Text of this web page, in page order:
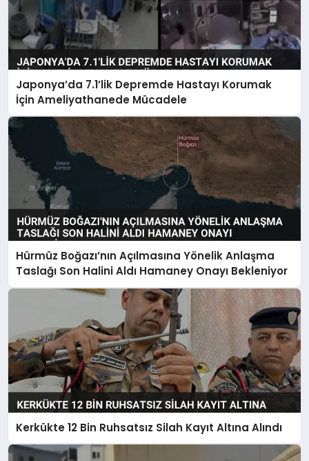
Japonya’da 7.1’lik Depremde Hastayı Korumak
İçin Ameliyathanede Mücadele
Hürmüz Boğazı’nın Açılmasına Yönelik Anlaşma
Taslağı Son Halini Aldı Hamaney Onayı Bekleniyor
Kerkükte 12 Bin Ruhsatsız Silah Kayıt Altına Alındı